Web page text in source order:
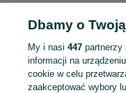
Mapa kategorii
Mapa miejscowości
Mapa ministron
Dbamy o
My i nasi447 partnerzy
informacji na
cookie w celu
zaakceptować wybory